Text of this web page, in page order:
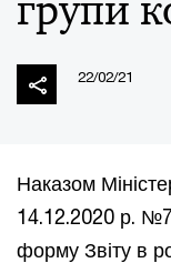
22/02/21
Наказом
14.12.2020 р.
форму Звіту в